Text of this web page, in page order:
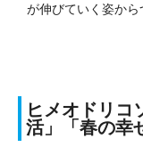
が伸びていく姿から
ヒメオドリコ
活」「春の幸